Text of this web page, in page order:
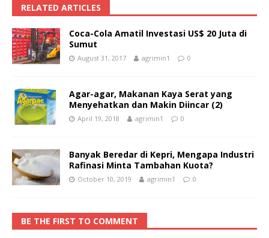
RELATED ARTICLES
Coca-Cola Amatil Investasi US$ 20 Juta di
Sumut
August 31, 2017 agrimin1 0
Agar-agar, Makanan Kaya Serat yang
Menyehatkan dan Makin Diincar (2)
April 19, 2018 agrimin1 0
Banyak Beredar di Kepri, Mengapa Industri
Rafinasi Minta Tambahan Kuota?
October 10, 2019 agrimin1 0
BE THE FIRST TO COMMENT